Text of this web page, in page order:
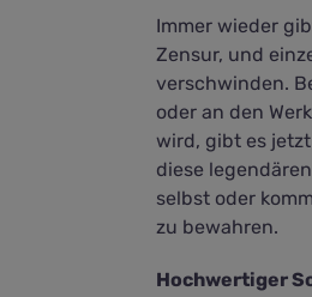
Immer wieder
Zensur, und
verschwinden.
oder an den
wird, gibt es
diese
selbst oder
zu bewahren.
Hochwertiger